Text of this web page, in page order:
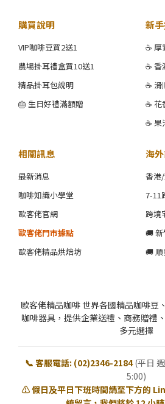
購買說明
VIP咖啡豆買2送1
農場掛耳禮盒買10送1
精品掛耳包說明
🎂 生日好禮滿額贈
新
☕ 厚
☕ 香
☕ 滑
☕ 花
☕ 果
相關訊息
最新消息
咖啡知識小學堂
歐客佬官網
歐客佬門市據點
歐客佬精品烘焙坊
海
香港
7-11
跨境
🚚
🚚
歐客佬精品咖啡 世界各國精品咖啡豆
咖啡器具，提供企業送禮、商務贈禮
多元選擇
📞 客服電話: (02)2346-2184 (平日
5:00)
⚠️ 假日及平日下班時間請至下方的